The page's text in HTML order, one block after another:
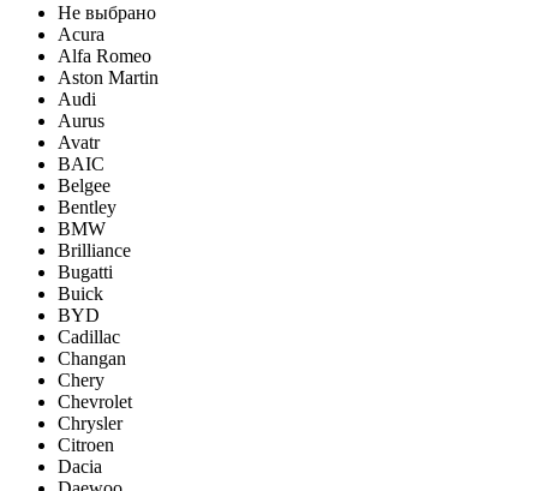
Не выбрано
Acura
Alfa Romeo
Aston Martin
Audi
Aurus
Avatr
BAIC
Belgee
Bentley
BMW
Brilliance
Bugatti
Buick
BYD
Cadillac
Changan
Chery
Chevrolet
Chrysler
Citroen
Dacia